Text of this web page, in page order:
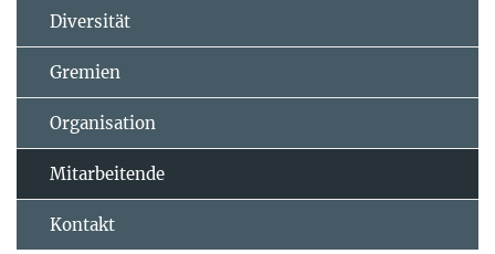
Diversität
Gremien
Organisation
Mitarbeitende
Kontakt